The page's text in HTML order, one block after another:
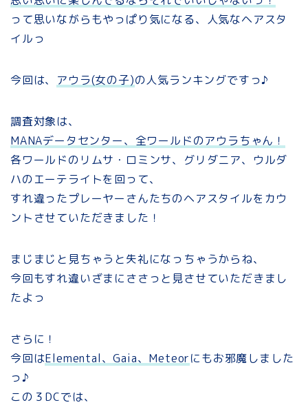
って思いながらもやっぱり気になる、人気なヘアスタ
イルっ
今回は、 アウラ(女の子)の人気ランキングですっ♪
調査対象は、
MANAデータセンター、全ワールドのアウラちゃん！
各ワールドのリムサ・ロミンサ、グリダニア、ウルダ
ハのエーテライトを回って、
すれ違ったプレーヤーさんたちのヘアスタイルをカウ
ントさせていただきました！
まじまじと見ちゃうと失礼になっちゃうからね、
今回もすれ違いざまにささっと見させていただきまし
たよっ
さらに！
今回はElemental、Gaia、Meteorにもお邪魔しました
っ♪
この３DCでは、